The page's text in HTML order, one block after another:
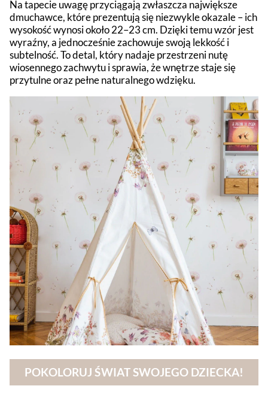
Na tapecie uwagę przyciągają zwłaszcza największe
dmuchawce, które prezentują się niezwykle okazale – ich
wysokość wynosi około 22–23 cm. Dzięki temu wzór jest
wyraźny, a jednocześnie zachowuje swoją lekkość i
subtelność. To detal, który nadaje przestrzeni nutę
wiosennego zachwytu i sprawia, że wnętrze staje się
przytulne oraz pełne naturalnego wdzięku.
POKOLORUJ ŚWIAT SWOJEGO DZIECKA!